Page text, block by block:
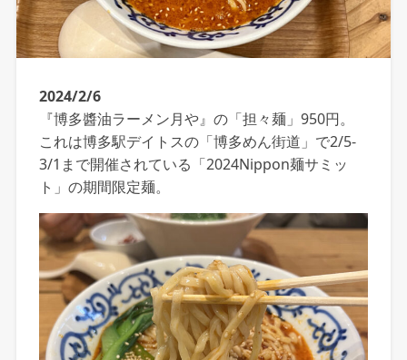
2024/2/6
『博多醬油ラーメン月や』の「担々麺」950円。
これは博多駅デイトスの「博多めん街道」で2/5-
3/1まで開催されている「2024Nippon麺サミッ
ト」の期間限定麺。